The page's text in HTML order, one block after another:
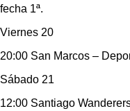
fecha 1ª.
Viernes 20
20:00 San Marcos –
Sábado 21
12:00 Santiago